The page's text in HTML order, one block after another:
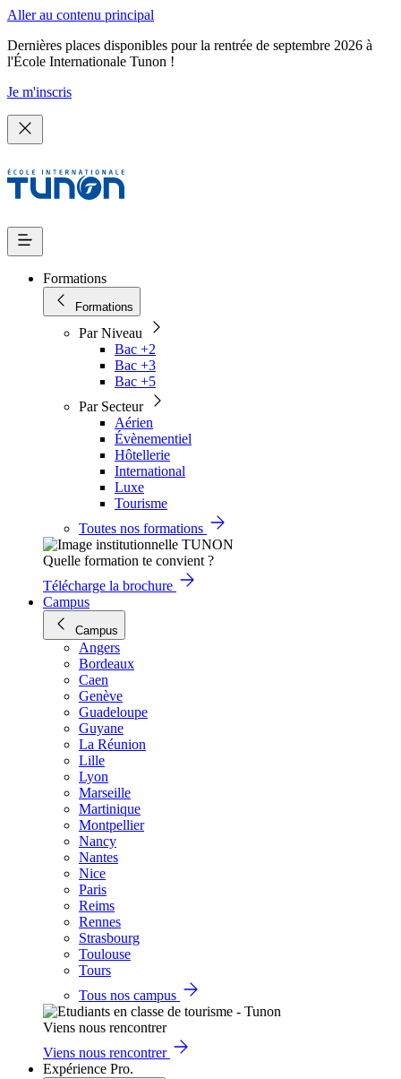
Aller au contenu principal
Dernières places disponibles pour la rentrée de septembre 2026 à
l'École Internationale Tunon !
Je m'inscris
Formations
Formations
Par Niveau
Bac +2
Bac +3
Bac +5
Par Secteur
Aérien
Évènementiel
Hôtellerie
International
Luxe
Tourisme
Toutes nos formations
Quelle formation te convient ?
Télécharge la brochure
Campus
Campus
Angers
Bordeaux
Caen
Genève
Guadeloupe
Guyane
La Réunion
Lille
Lyon
Marseille
Martinique
Montpellier
Nancy
Nantes
Nice
Paris
Reims
Rennes
Strasbourg
Toulouse
Tours
Tous nos campus
Viens nous rencontrer
Viens nous rencontrer
Expérience Pro.